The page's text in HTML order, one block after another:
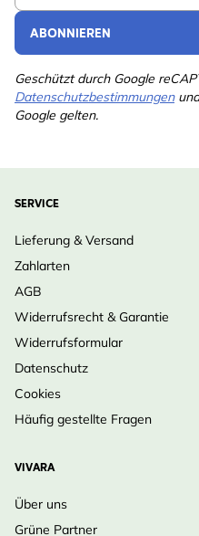
ABONNIEREN
Geschützt durch Google
Datenschutzbestimmungen
Google gelten.
SERVICE
Lieferung & Versand
Zahlarten
AGB
Widerrufsrecht & Garantie
Widerrufsformular
Datenschutz
Cookies
Häufig gestellte Fragen
VIVARA
Über uns
Grüne Partner